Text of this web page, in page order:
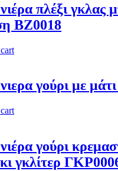
πλέξι γκλας
ΒZ0018
γούρι με
γούρι
γκλίτερ